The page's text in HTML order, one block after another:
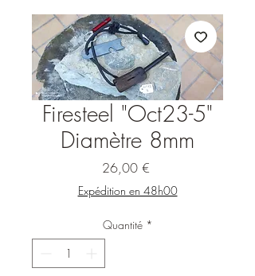
Firesteel "Oct23-5"
Diamètre 8mm
26,00 €Prix
Expédition en 48h00
Quantité *